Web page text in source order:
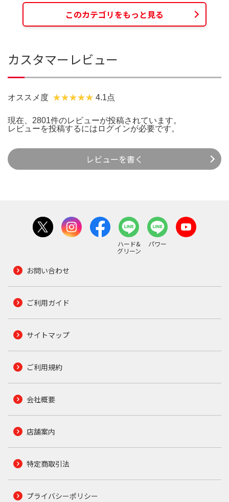
このカテゴリをもっと見る
カスタマーレビュー
オススメ度 4.1点
現在、2801件のレビューが投稿されています。
レビューを投稿するには ログインが必要です。
レビューを書く
ハード&
グリーン
パワー
お問い合わせ
ご利用ガイド
サイトマップ
ご利用規約
会社概要
店舗案内
特定商取引法
プライバシーポリシー